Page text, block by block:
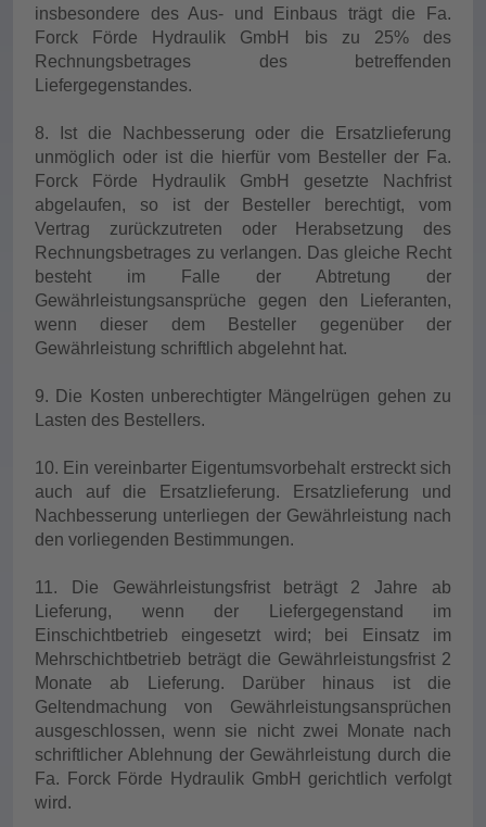
insbesondere des Aus- und Einbaus trägt die Fa.
Forck Förde Hydraulik GmbH bis zu 25% des
Rechnungsbetrages des betreffenden
Liefergegenstandes.
8. Ist die Nachbesserung oder die Ersatzlieferung
unmöglich oder ist die hierfür vom Besteller der Fa.
Forck Förde Hydraulik GmbH gesetzte Nachfrist
abgelaufen, so ist der Besteller berechtigt, vom
Vertrag zurückzutreten oder Herabsetzung des
Rechnungsbetrages zu verlangen. Das gleiche Recht
besteht im Falle der Abtretung der
Gewährleistungsansprüche gegen den Lieferanten,
wenn dieser dem Besteller gegenüber der
Gewährleistung schriftlich abgelehnt hat.
9. Die Kosten unberechtigter Mängelrügen gehen zu
Lasten des Bestellers.
10. Ein vereinbarter Eigentumsvorbehalt erstreckt sich
auch auf die Ersatzlieferung. Ersatzlieferung und
Nachbesserung unterliegen der Gewährleistung nach
den vorliegenden Bestimmungen.
11. Die Gewährleistungsfrist beträgt 2 Jahre ab
Lieferung, wenn der Liefergegenstand im
Einschichtbetrieb eingesetzt wird; bei Einsatz im
Mehrschichtbetrieb beträgt die Gewährleistungsfrist 2
Monate ab Lieferung. Darüber hinaus ist die
Geltendmachung von Gewährleistungsansprüchen
ausgeschlossen, wenn sie nicht zwei Monate nach
schriftlicher Ablehnung der Gewährleistung durch die
Fa. Forck Förde Hydraulik GmbH gerichtlich verfolgt
wird.